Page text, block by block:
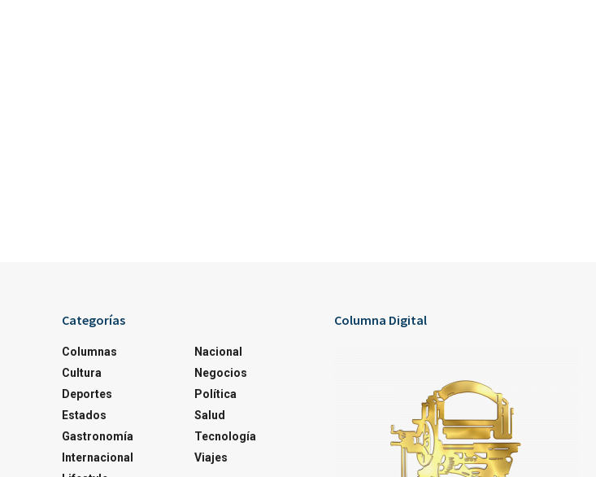
Categorías
Columnas
Cultura
Deportes
Estados
Gastronomía
Internacional
Nacional
Negocios
Política
Salud
Tecnología
Viajes
Columna Digital